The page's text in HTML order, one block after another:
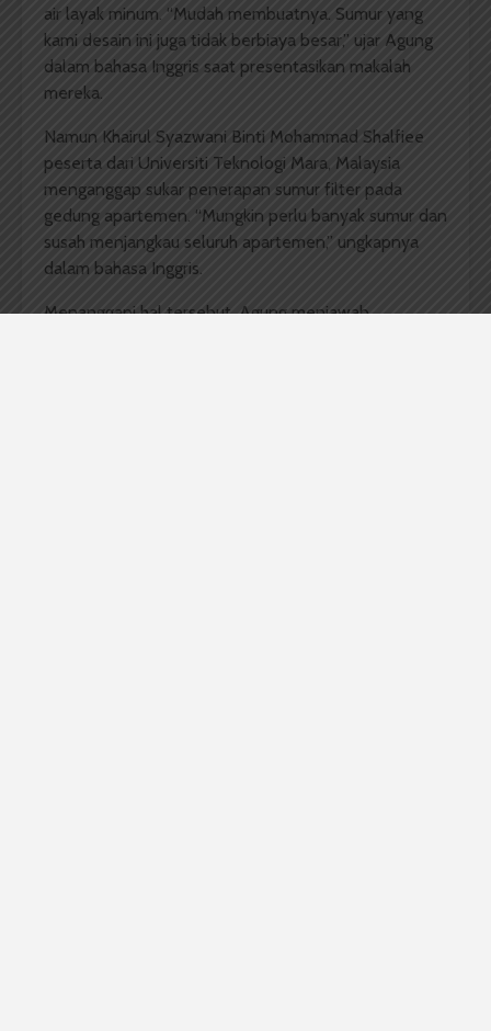
air layak minum. “Mudah membuatnya. Sumur yang
kami desain ini juga tidak berbiaya besar,” ujar Agung
dalam bahasa Inggris saat presentasikan makalah
mereka.
Namun Khairul Syazwani Binti Mohammad Shalfiee
peserta dari Universiti Teknologi Mara, Malaysia
menganggap sukar penerapan sumur filter pada
gedung apartemen. “Mungkin perlu banyak sumur dan
susah menjangkau seluruh apartemen,” ungkapnya
dalam bahasa Inggris.
Menanggapi hal tersebut, Agung menjawab